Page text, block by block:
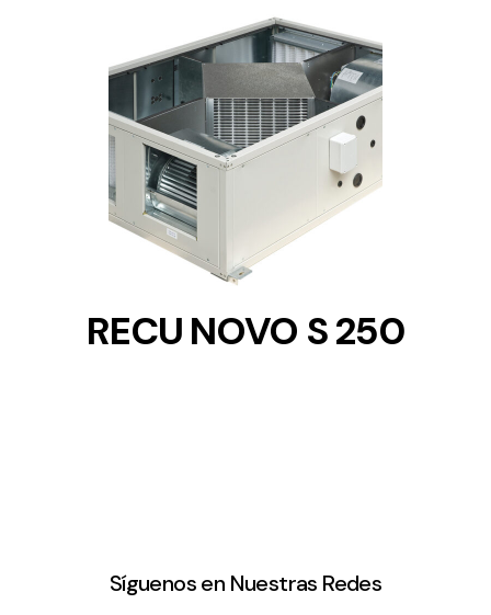
DETAILS
RECU NOVO S 250
Síguenos en Nuestras Redes